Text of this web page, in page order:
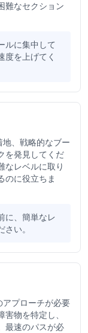
難なセクション
ルに集中して
度を上げてく
、戦略的なブー
を発見してくだ
なレベルに取り
のに役立ちま
に、簡単なレ
い。
プローチが必要
物を特定し、
最速のパスが必